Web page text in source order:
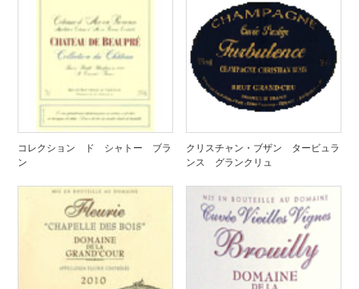
コレクション ド シャトー ブラ
ン
クリスチャン・ブザン タービュラ
ンス グランクリュ